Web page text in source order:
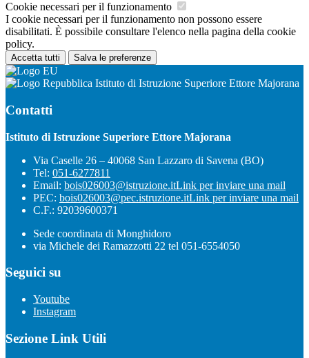
Cookie necessari per il funzionamento
I cookie necessari per il funzionamento non possono essere
disabilitati. È possibile consultare l'elenco nella pagina della cookie
policy.
Accetta tutti Salva le preferenze
Istituto di Istruzione Superiore Ettore Majorana
Contatti
Istituto di Istruzione Superiore Ettore Majorana
Via Caselle 26 – 40068 San Lazzaro di Savena (BO)
Tel: 051-6277811
Email: bois026003@istruzione.itLink per inviare una mail
PEC: bois026003@pec.istruzione.itLink per inviare una mail
C.F.: 92039600371
Sede coordinata di Monghidoro
via Michele dei Ramazzotti 22 tel 051-6554050
Seguici su
Youtube
Instagram
Sezione Link Utili